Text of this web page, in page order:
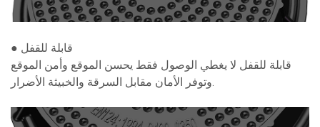
● قابلة للقفل
قابلة للقفل لا يغطي الوصول فقط يحسن الموقع وأمن الموقع